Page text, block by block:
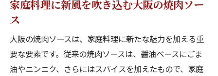
家庭料理に新風を吹き込む大阪の焼肉ソー
ス
大阪の焼肉ソースは、家庭料理に新たな魅力を加える重
要な要素です。従来の焼肉ソースは、醤油ベースにごま
油やニンニク、さらにはスパイスを加えたもので、家庭